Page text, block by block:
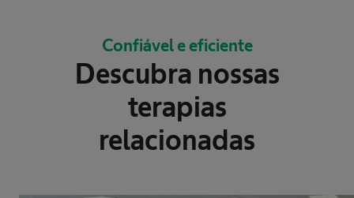
Confiável e eficiente
Descubra nossas
terapias
relacionadas